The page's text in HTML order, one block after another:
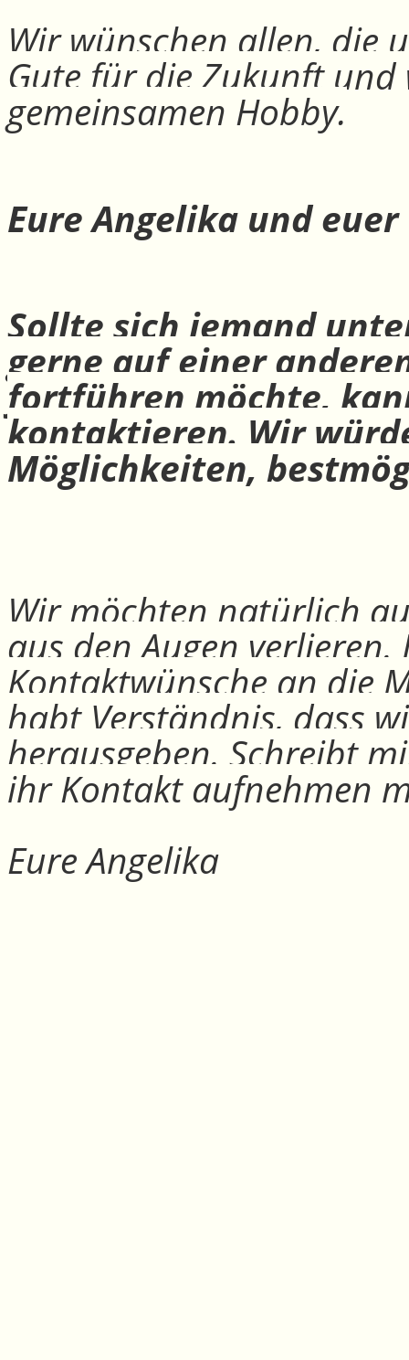
Wir wünschen allen, die
Gute für die Zukunft
gemeinsamen Hobby.
Eure Angelika und
Sollte sich jemand
gerne auf einer
fortführen möchte,
kontaktieren. Wir
Möglichkeiten,
Wir möchten natürlich
aus den Augen
Kontaktwünsche an die
habt Verständnis, dass
herausgeben. Schreibt
ihr Kontakt aufnehmen
Eure Angelika